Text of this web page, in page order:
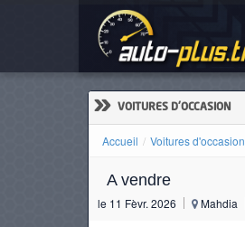
» VOITURES D'OCCASION
Accueil Voitures d'occasion
A vendre
le 11 Fèvr. 2026 Mahdia
ACTUALITÉS